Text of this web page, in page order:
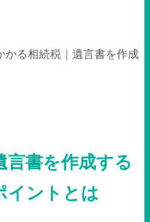
かる相続税｜遺言書を作成
言書を作成する
イントとは